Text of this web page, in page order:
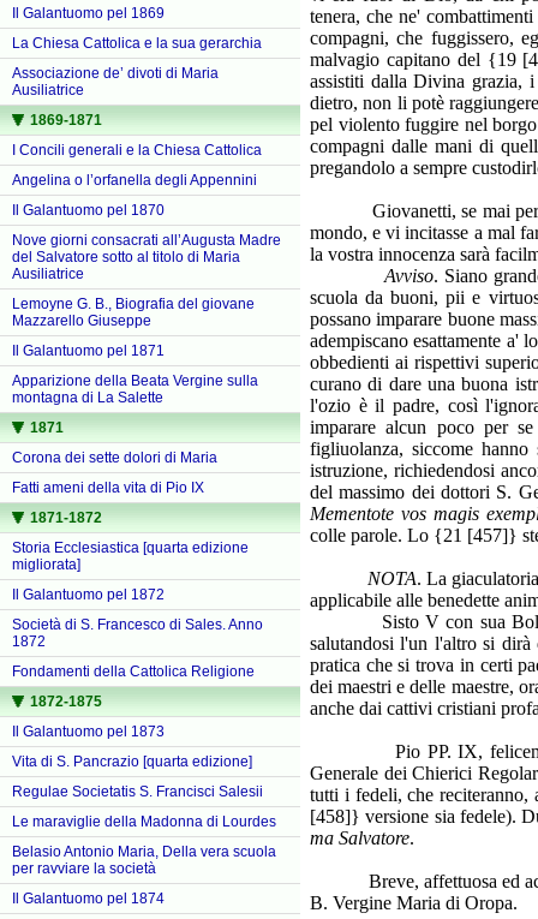
Il Galantuomo pel 1869
La Chiesa Cattolica e la sua gerarchia
Associazione de’ divoti di Maria
Ausiliatrice
1869-1871
I Concili generali e la Chiesa Cattolica
Angelina o l’orfanella degli Appennini
Il Galantuomo pel 1870
Nove giorni consacrati all’Augusta Madre
del Salvatore sotto al titolo di Maria
Ausiliatrice
Lemoyne G. B., Biografia del giovane
Mazzarello Giuseppe
Il Galantuomo pel 1871
Apparizione della Beata Vergine sulla
montagna di La Salette
1871
Corona dei sette dolori di Maria
Fatti ameni della vita di Pio IX
1871-1872
Storia Ecclesiastica [quarta edizione
migliorata]
Il Galantuomo pel 1872
Società di S. Francesco di Sales. Anno
1872
Fondamenti della Cattolica Religione
1872-1875
Il Galantuomo pel 1873
Vita di S. Pancrazio [quarta edizione]
Regulae Societatis S. Francisci Salesii
Le maraviglie della Madonna di Lourdes
Belasio Antonio Maria, Della vera scuola
per ravviare la società
Il Galantuomo pel 1874
tenera, che ne'
compagni, che fuggissero,
malvagio capitano del {19
assistiti dalla Divina grazia,
dietro, non li potè
pel violento fuggire nel
compagni dalle mani di
pregandolo a sempre
Giovanetti, se mai per
mondo, e vi incitasse a mal
la vostra innocenza sarà
Avviso. Siano
scuola da buoni, pii e
possano imparare buone
adempiscano esattamente a'
obbedienti ai rispettivi
curano di dare una buona
l'ozio è il padre, così
imparare alcun poco per
figliuolanza, siccome
istruzione, richiedendosi
del massimo dei dottori S.
Mementote vos magis
colle parole. Lo {21 [457]}
NOTA. La
applicabile alle benedette
Sisto V con sua Bolla
salutandosi l'un l'altro si
pratica che si trova in certi
dei maestri e delle maestre,
anche dai cattivi cristiani
Pio PP. IX, felicemente
Generale dei Chierici
tutti i fedeli, che reciteranno,
[458]} versione sia fedele).
ma Salvatore.
Breve, affettuosa ed
B. Vergine Maria di Oropa.